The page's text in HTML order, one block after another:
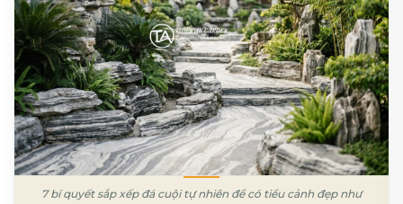
7 bí quyết sắp xếp đá cuội tự nhiên để có tiểu cảnh đẹp như